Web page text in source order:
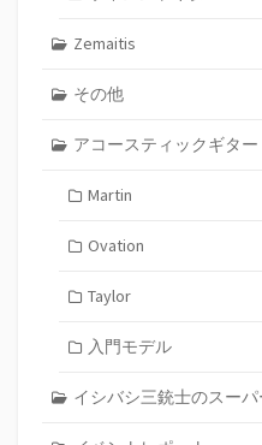
Zemaitis
その他
アコースティックギター
Martin
Ovation
Taylor
入門モデル
イシバシ三銃士のスー